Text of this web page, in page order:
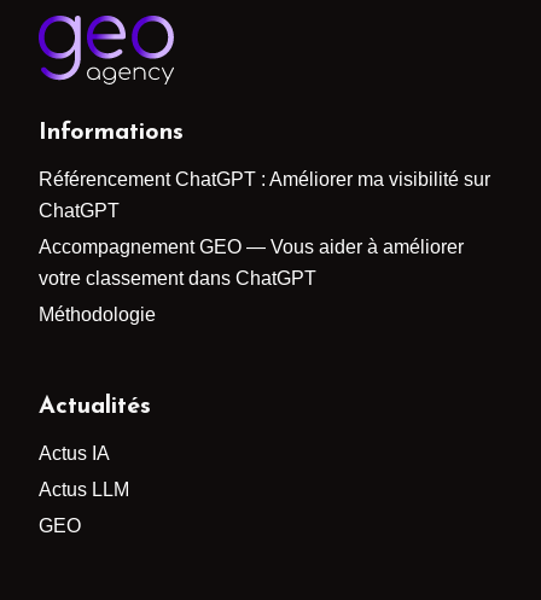
Informations
Référencement ChatGPT : Améliorer ma visibilité sur
ChatGPT
Accompagnement GEO — Vous aider à améliorer
votre classement dans ChatGPT
Méthodologie
Actualités
Actus IA
Actus LLM
GEO